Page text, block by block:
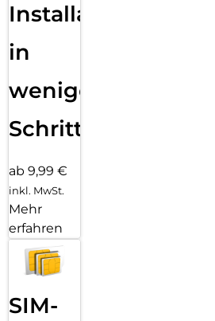
Installation
in
wenigen
Schritten
ab 9,99 €
inkl. MwSt.
Mehr
erfahren
SIM-